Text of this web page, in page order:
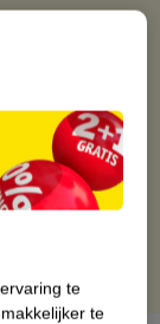
dag in huis
te
te